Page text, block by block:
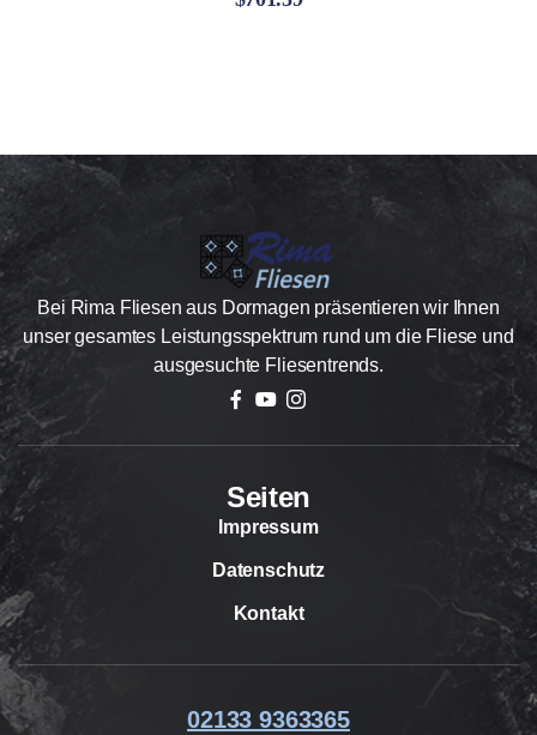
et mit
Bei Rima Fliesen aus Dormagen präsentieren wir Ihnen
unser gesamtes Leistungsspektrum rund um die Fliese und
ausgesuchte Fliesentrends.
Seiten
Impressum
Datenschutz
Kontakt
02133 9363365